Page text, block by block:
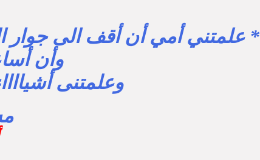
* علمتني أمي أن أقف الى جوار
وأن
وعلمتنى